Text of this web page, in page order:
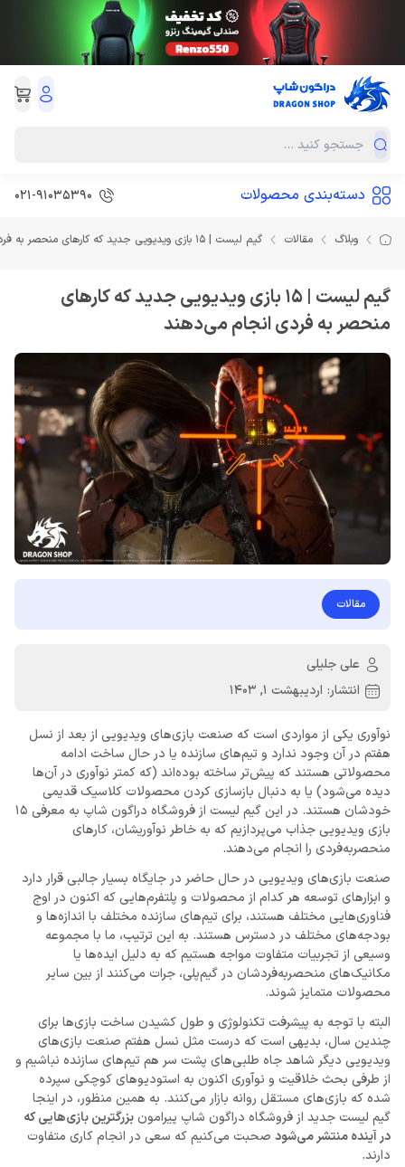
دسته‌بندی محصولات 021-91035390
وبلاگ مقالات گیم لیست | 15 بازی ویدیویی جدید که کارهای منحصر به فردی انجام می‌دهند
گیم لیست | 15 بازی ویدیویی جدید که کارهای
منحصر به فردی انجام می‌دهند
مقالات
علی جلیلی
انتشار: اردیبهشت 1, 1403
نوآوری یکی از مواردی است که صنعت بازی‌های ویدیویی از بعد از نسل
هفتم در آن وجود ندارد و تیم‌های سازنده یا در حال ساخت ادامه
محصولاتی هستند که پیش‌تر ساخته بوده‌اند (که کمتر نوآوری در آن‌ها
دیده می‌شود) یا به دنبال بازسازی کردن محصولات کلاسیک قدیمی
خودشان هستند. در این گیم لیست از فروشگاه دراگون شاپ به معرفی 15
بازی ویدیویی جذاب می‌پردازیم که به خاطر نوآوریشان، کارهای
منحصربه‌فردی را انجام می‌دهند.
صنعت بازی‌های ویدیویی در حال حاضر در جایگاه بسیار جالبی قرار دارد
و ابزارهای توسعه هر کدام از محصولات و پلتفرم‌هایی که اکنون در اوج
فناوری‌هایی مختلف هستند، برای تیم‌های سازنده مختلف با اندازه‌ها و
بودجه‌های مختلف در دسترس هستند. به این ترتیب، ما با مجموعه
وسیعی از تجربیات متفاوت مواجه هستیم که به دلیل ایده‌ها یا
مکانیک‌های منحصربه‌فردشان در گیم‌پلی، جرات می‌کنند از بین سایر
محصولات متمایز شوند.
البته با توجه به پیشرفت تکنولوژی و طول کشیدن ساخت بازی‌ها برای
چندین سال، بدیهی است که درست مثل نسل هفتم صنعت بازی‌های
ویدیویی دیگر شاهد جاه طلبی‌های پشت سر هم تیم‌های سازنده نباشیم و
از طرفی بحث خلاقیت و نوآوری اکنون به استودیوهای کوچکی سپرده
شده که بازی‌های مستقل روانه بازار می‌کنند. به همین منظور، در اینجا
گیم لیست جدید از فروشگاه دراگون شاپ پیرامونبزرگترین بازی‌هایی که
در آینده منتشر می‌شود صحبت می‌کنیم که سعی در انجام کاری متفاوت
دارند.